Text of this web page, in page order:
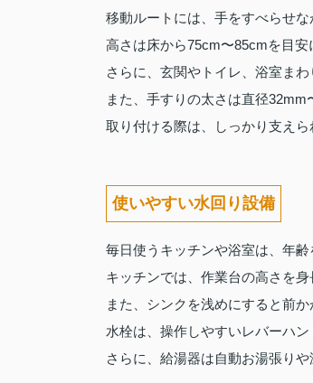
移動ルートには、手をすべらせ
高さは床から75cm〜85cmを目安
さらに、玄関やトイレ、浴室ま
また、手すりの太さは直径32mm
取り付ける際は、しっかり支え
使いやすい水回り設備
毎日使うキッチンや浴室は、年
キッチンでは、作業台の高さを
また、シンクを浅めにすると前
水栓は、操作しやすいレバーハ
さらに、給湯器は自動お湯張り